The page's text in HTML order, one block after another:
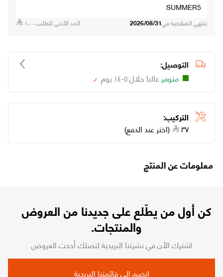
SUMMER5
تنتهي الصلاحية في2026/08/31 الحد الأدنى للطلب١،٠٠٠
التوصيل:
متوفر غالبا خلال ٥-١٤ يوم Loading...
التركيب:
٣٧
(اختر عند الدفع)
معلومات عن المنتج
كن أول من يطّلع على جديدنا من العروض
والمنتجات.
اشترك الآن في نشرتنا البريدية لتصلك أحدث العروض
انضم إلى قائمتنا البريدية